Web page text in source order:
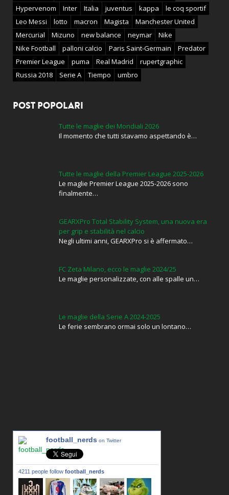
Hypervenom
Inter Italia juventus kappa
le coq sportif
Leo Messi
lotto macron Magista
Manchester United
Mercurial
Mizuno new balance neymar
Nike
Nike Football
palloni calcio Paris Saint-Germain
Predator
Premier League
puma Real Madrid
rupertgraphic
Russia 2018
Serie A Tiempo umbro
POST POPOLARI
Tutte le maglie dei Mondiali 2026
Il momento che tutti stavamo aspettando è…
Tutte le maglie della Premier League 2025-2026
Le maglie Premier League 2025-2026 sono
finalmente…
GEARXPro Total Stability System, una nuova era
per grip e stabilità nel calcio
Negli ultimi anni, GEARXPro si è affermato…
FC Zeta Milano, ecco le maglie 2024/25
Le maglie personalizzate, con alle spalle un…
Le maglie della Serie A 2024-2025
Le ferie sembrano ormai solo un lontano…
football_nerds on Twitter
4211 people follow football_nerds